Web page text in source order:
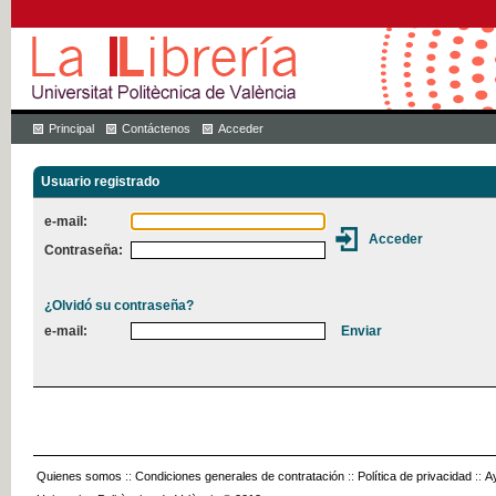
Principal Contáctenos Acceder
Usuario registrado
e-mail:
Contraseña:
¿Olvidó su contraseña?
e-mail:
Quienes somos :: Condiciones generales de contratación :: Política de privacidad ::